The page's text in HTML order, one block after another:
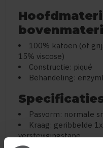
100% katoen (of
15% viscose)
Constructie: piqué
Behandeling:
Pasvorm: normale
Kraag: geribbelde
verstevigingstape